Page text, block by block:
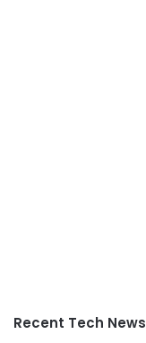
Recent Tech News